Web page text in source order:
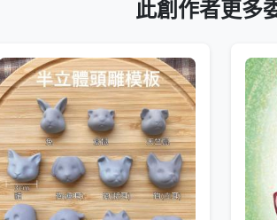
此創作者更多